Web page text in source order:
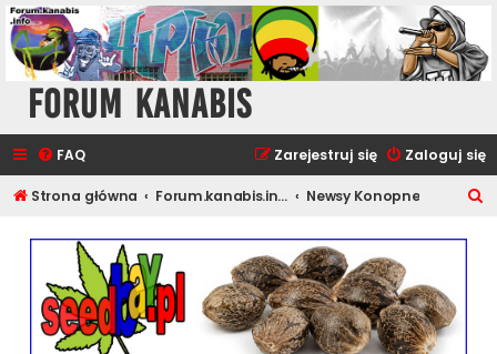
Forum Kanabis
FAQ Zaloguj się
Zarejestruj się
Strona główna Forum.kanabis.info - Ganja Tematy Newsy Konopne